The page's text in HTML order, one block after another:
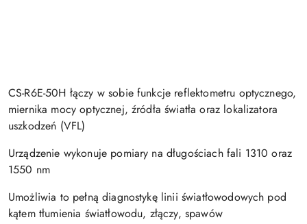
CS-R6E-50H łączy w sobie funkcje reflektometru optycznego,
miernika mocy optycznej, źródła światła oraz lokalizatora
uszkodzeń (VFL)
Urządzenie wykonuje pomiary na długościach fali 1310 oraz
1550 nm
Umożliwia to pełną diagnostykę linii światłowodowych pod
kątem tłumienia światłowodu, złączy, spawów